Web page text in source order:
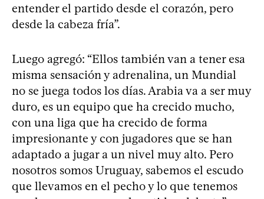
entender el partido desde el corazón, pero
desde la cabeza fría”.
Luego agregó: “Ellos también van a tener esa
misma sensación y adrenalina, un Mundial
no se juega todos los días. Arabia va a ser muy
duro, es un equipo que ha crecido mucho,
con una liga que ha crecido de forma
impresionante y con jugadores que se han
adaptado a jugar a un nivel muy alto. Pero
nosotros somos Uruguay, sabemos el escudo
que llevamos en el pecho y lo que tenemos